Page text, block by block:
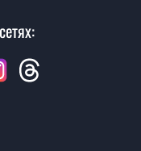
на следующий